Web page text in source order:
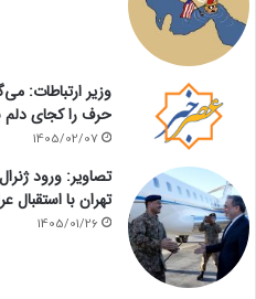
وزیر ارتباطات:
حرف را کجای دلم
1405/02/07
تصاویر: ورود
تهران با استقبال
1405/01/26